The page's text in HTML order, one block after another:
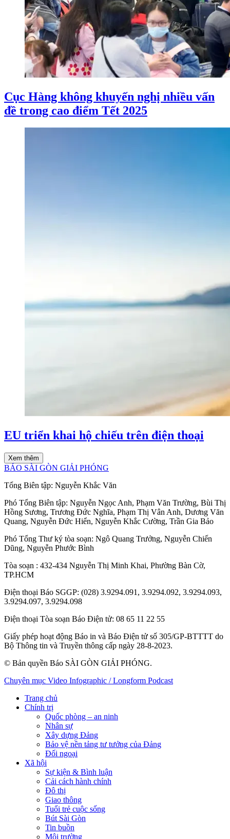
Cục Hàng không khuyến nghị nhiều vấn
đề trong cao điểm Tết 2025
EU triển khai hộ chiếu trên điện thoại
Xem thêm
BÁO SÀI GÒN GIẢI PHÓNG
Tổng Biên tập: Nguyễn Khắc Văn
Phó Tổng Biên tập: Nguyễn Ngọc Anh, Phạm Văn Trường, Bùi Thị
Hồng Sương, Trương Đức Nghĩa, Phạm Thị Vân Anh, Dương Văn
Quang, Nguyễn Đức Hiển, Nguyễn Khắc Cường, Trần Gia Bảo
Phó Tổng Thư ký tòa soạn: Ngô Quang Trưởng, Nguyễn Chiến
Dũng, Nguyễn Phước Bình
Tòa soạn : 432-434 Nguyễn Thị Minh Khai, Phường Bàn Cờ,
TP.HCM
Điện thoại Báo SGGP: (028) 3.9294.091, 3.9294.092, 3.9294.093,
3.9294.097, 3.9294.098
Điện thoại Tòa soạn Báo Điện tử: 08 65 11 22 55
Giấy phép hoạt động Báo in và Báo Điện tử số 305/GP-BTTTT do
Bộ Thông tin và Truyền thông cấp ngày 28-8-2023.
© Bản quyền Báo SÀI GÒN GIẢI PHÓNG.
Chuyên mục Video Infographic / Longform Podcast
Trang chủ
Chính trị
Quốc phòng – an ninh
Nhân sự
Xây dựng Đảng
Bảo vệ nền tảng tư tưởng của Đảng
Đối ngoại
Xã hội
Sự kiện & Bình luận
Cải cách hành chính
Đô thị
Giao thông
Tuổi trẻ cuộc sống
Bút Sài Gòn
Tin buồn
Môi trường